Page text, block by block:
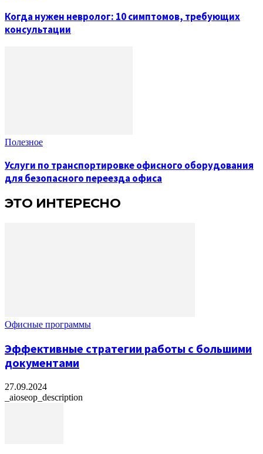
Когда нужен невролог: 10 симптомов, требующих
консультации
Полезное
Услуги по транспортировке офисного оборудования
для безопасного переезда офиса
ЭТО ИНТЕРЕСНО
Офисные программы
Эффективные стратегии работы с большими
документами
27.09.2024
_aioseop_description